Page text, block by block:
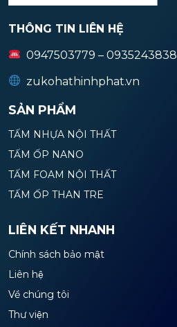
THÔNG TIN LIÊN HỆ
0947503779 – 0935243838
zukohathinhphat.vn
SẢN PHẨM
TẤM NHỰA NỘI THẤT
TẤM ỐP NANO
TẤM FOAM NỘI THẤT
TẤM ỐP THAN TRE
LIÊN KẾT NHANH
Chính sách bảo mật
Liên hệ
Về chúng tôi
Thư viện